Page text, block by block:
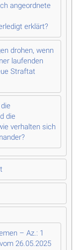
angeordnete
erklärt?
drohen, wenn
laufenden
Straftat
die
verhalten sich
– Az.: 1
26.05.2025